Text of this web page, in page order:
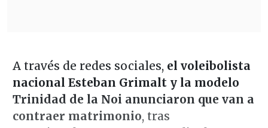
A través de redes sociales, el voleibolista
nacional Esteban Grimalt y la modelo
Trinidad de la Noi anunciaron que van a
contraer matrimonio, tras